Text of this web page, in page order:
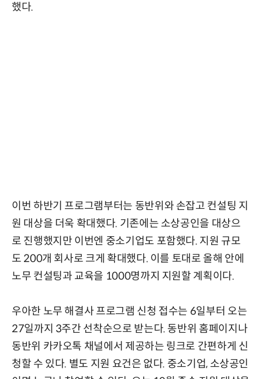
했다.
이번 하반기 프로그램부터는 동반위와 손잡고 컨설팅 지
원 대상을 더욱 확대했다. 기존에는 소상공인을 대상으
로 진행했지만 이번엔 중소기업도 포함했다. 지원 규모
도 200개 회사로 크게 확대했다. 이를 토대로 올해 안에
노무 컨설팅과 교육을 1000명까지 지원할 계획이다.
우아한 노무 해결사 프로그램 신청 접수는 6일부터 오는
27일까지 3주간 선착순으로 받는다. 동반위 홈페이지나
동반위 카카오톡 채널에서 제공하는 링크로 간편하게 신
청할 수 있다. 별도 지원 요건은 없다. 중소기업, 소상공인